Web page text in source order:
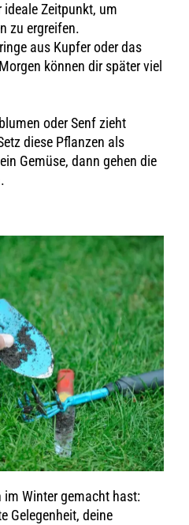
ideale Zeitpunkt, um
zu ergreifen.
aus Kupfer oder das
können dir später viel
oder Senf zieht
diese Pflanzen als
Gemüse, dann gehen die
Winter gemacht hast:
Gelegenheit, deine